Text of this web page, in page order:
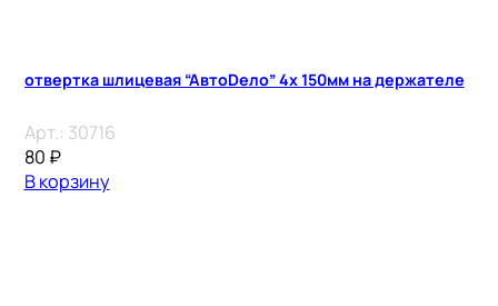
отвертка шлицевая “АвтоDело” 4х 150мм на держателе
Арт.: 30716
80 ₽
В корзину